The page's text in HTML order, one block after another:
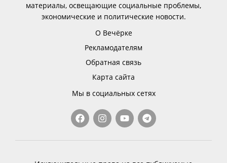
материалы, освещающие социальные проблемы,
экономические и политические новости.
О Вечёрке
Рекламодателям
Обратная связь
Карта сайта
Мы в социальных сетях